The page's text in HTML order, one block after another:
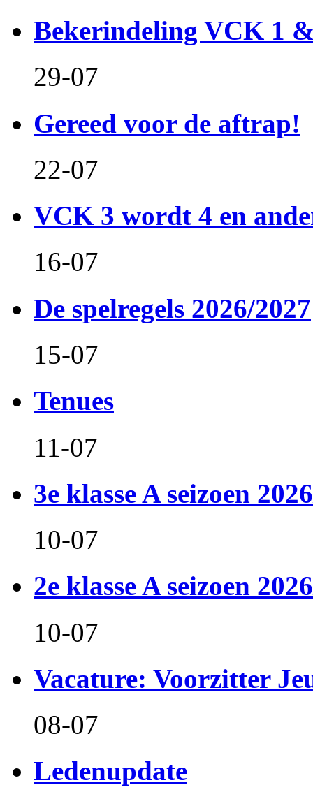
Bekerindeling VCK 1
29-07
Gereed voor de aftrap!
22-07
VCK 3 wordt 4 en
16-07
De spelregels 2026/2027
15-07
Tenues
11-07
3e klasse A seizoen
10-07
2e klasse A seizoen
10-07
Vacature: Voorzitter
08-07
Ledenupdate